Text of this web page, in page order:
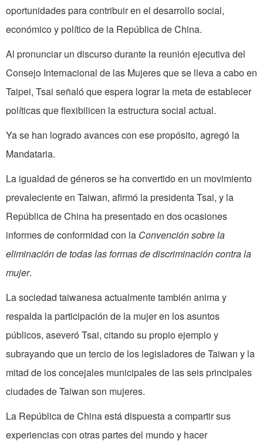
oportunidades para contribuir en el desarrollo social,
económico y político de la República de China.
Al pronunciar un discurso durante la reunión ejecutiva del
Consejo Internacional de las Mujeres que se lleva a cabo en
Taipei, Tsai señaló que espera lograr la meta de establecer
políticas que flexibilicen la estructura social actual.
Ya se han logrado avances con ese propósito, agregó la
Mandataria.
La igualdad de géneros se ha convertido en un movimiento
prevaleciente en Taiwan, afirmó la presidenta Tsai, y la
República de China ha presentado en dos ocasiones
informes de conformidad con la Convención sobre la
eliminación de todas las formas de discriminación contra la
mujer.
La sociedad taiwanesa actualmente también anima y
respalda la participación de la mujer en los asuntos
públicos, aseveró Tsai, citando su propio ejemplo y
subrayando que un tercio de los legisladores de Taiwan y la
mitad de los concejales municipales de las seis principales
ciudades de Taiwan son mujeres.
La República de China está dispuesta a compartir sus
experiencias con otras partes del mundo y hacer